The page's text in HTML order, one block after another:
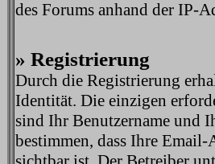
des Forums anhand der IP-
» Registrierung
Durch die Registrierung
Identität. Die einzigen
sind Ihr Benutzername und
bestimmen, dass Ihre